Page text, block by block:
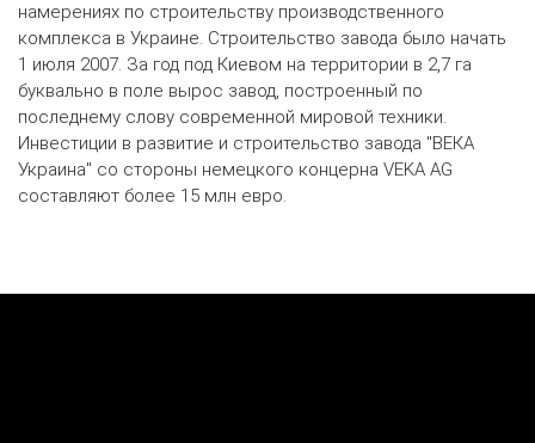
намерениях по строительству производственного
комплекса в Украине. Строительство завода было начать
1 июля 2007. За год под Киевом на территории в 2,7 га
буквально в поле вырос завод, построенный по
последнему слову современной мировой техники.
Инвестиции в развитие и строительство завода "ВЕКА
Украина" со стороны немецкого концерна VEKA AG
составляют более 15 млн евро.